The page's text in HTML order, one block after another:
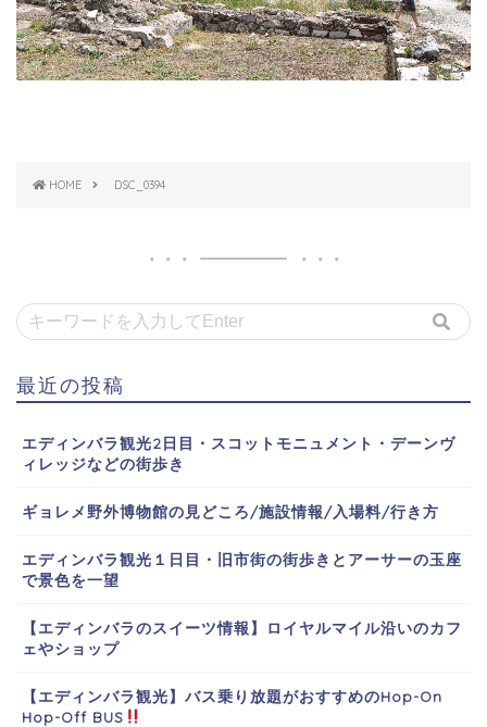
HOME DSC_0394
最近の投稿
エディンバラ観光2日目・スコットモニュメント・デーンヴ
ィレッジなどの街歩き
ギョレメ野外博物館の見どころ/施設情報/入場料/行き方
エディンバラ観光１日目・旧市街の街歩きとアーサーの玉座
で景色を一望
【エディンバラのスイーツ情報】ロイヤルマイル沿いのカフ
ェやショップ
【エディンバラ観光】バス乗り放題がおすすめのHop-On
Hop-Off BUS